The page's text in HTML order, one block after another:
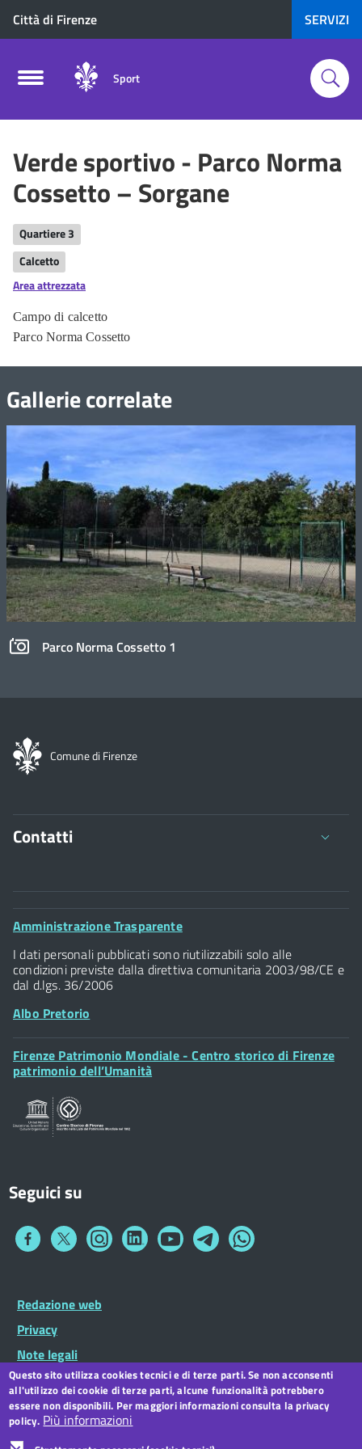
Città di Firenze SERVIZI
Sport
Verde sportivo - Parco Norma
Cossetto – Sorgane
Quartiere 3
Calcetto
Area attrezzata
Campo di calcetto
Parco Norma Cossetto
Gallerie correlate
Parco Norma Cossetto 1
Comune di Firenze
Contatti
Comune di Firenze
Palazzo Vecchio
Piazza della Signoria - 50122, Firenze
Posta Elettronica Certificata
Footer
Amministrazione Trasparente
I dati personali pubblicati sono riutilizzabili solo alle
condizioni previste dalla direttiva comunitaria 2003/98/CE e
dal d.lgs. 36/2006
Albo Pretorio
Footer
Widget
Firenze Patrimonio Mondiale - Centro storico di Firenze
patrimonio dell’Umanità
Seguici su
Collegamento
Collegamento
a
Collegamento
a
Collegamento
a
Collegamento
a
Collegamento
a
Collegamento
a
Widget
Footer
menu
Redazione web
Privacy
Note legali
Dichiarazione di accessibilità
CC BY 3.0 IT
Questo sito utilizza cookies tecnici e di terze parti. Se non acconsenti
all'utilizzo dei cookie di terze parti, alcune funzionalità potrebbero
essere non disponibili. Per maggiori informazioni consulta la privacy
policy. Più informazioni